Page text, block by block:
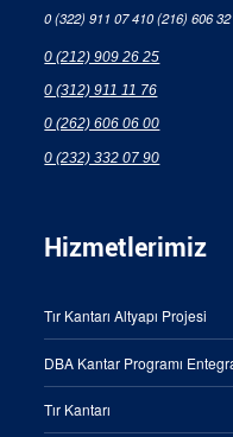
0 (322) 911 07 410 (216) 606
0 (212) 909 26 25
0 (312) 911 11 76
0 (262) 606 06 00
0 (232) 332 07 90
Hizmetlerimiz
Tır Kantarı Altyapı Projesi
DBA Kantar Programı
Tır Kantarı